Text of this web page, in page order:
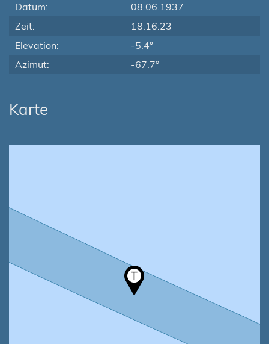
Datum:
08.06.1937
Zeit:
18:16:23
Elevation:
-5.4°
Azimut:
-67.7°
Karte